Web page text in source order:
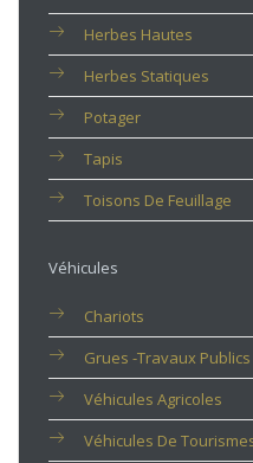
Herbes Hautes
Herbes Statiques
Potager
Tapis
Toisons De Feuillage
Véhicules
Chariots
Grues -travaux Publics
Véhicules Agricoles
Véhicules De